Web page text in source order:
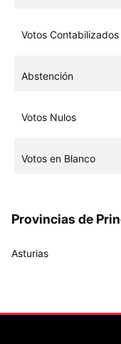
Votos Contabilizados
Abstención
Votos Nulos
Votos en Blanco
Provincias de
Asturias